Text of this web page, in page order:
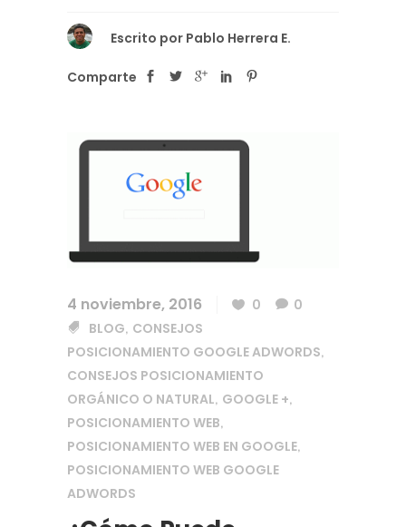
Escrito por Pablo Herrera E.
Comparte
4 noviembre, 2016 0
0
BLOG, CONSEJOS
POSICIONAMIENTO GOOGLE ADWORDS,
CONSEJOS POSICIONAMIENTO
ORGÁNICO O NATURAL, GOOGLE +,
POSICIONAMIENTO WEB,
POSICIONAMIENTO WEB EN GOOGLE,
POSICIONAMIENTO WEB GOOGLE
ADWORDS